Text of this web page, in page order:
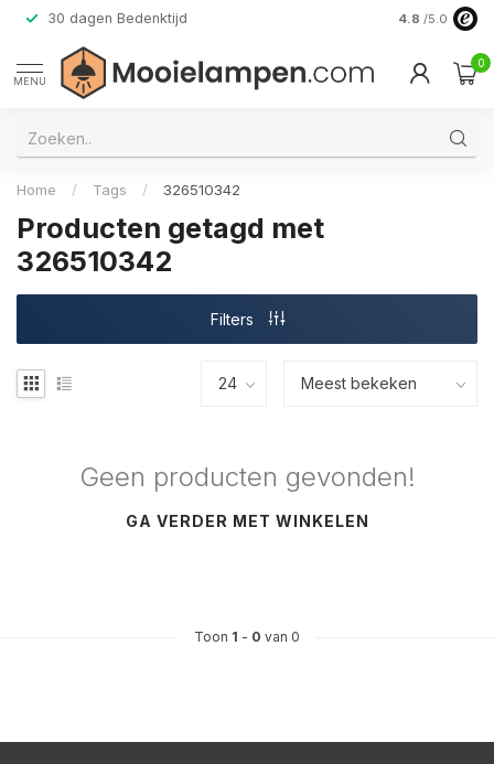
30 dagen Bedenktijd Verzending
4.8 /5.0
MENU
0
Home / Tags / 326510342
Producten getagd met
326510342
Filters
Geen producten gevonden!
GA VERDER MET WINKELEN
Toon 1 - 0 van 0